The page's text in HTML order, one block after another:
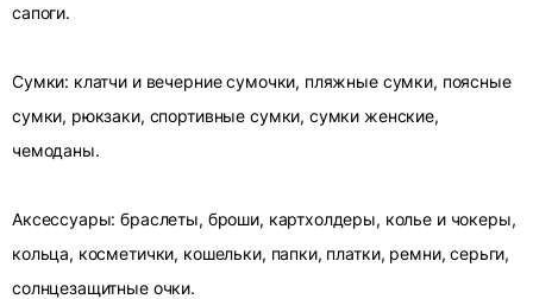
сапоги.
Сумки: клатчи и вечерние сумочки, пляжные сумки, поясные
сумки, рюкзаки, спортивные сумки, сумки женские,
чемоданы.
Аксессуары: браслеты, броши, картхолдеры, колье и чокеры,
кольца, косметички, кошельки, папки, платки, ремни, серьги,
солнцезащитные очки.